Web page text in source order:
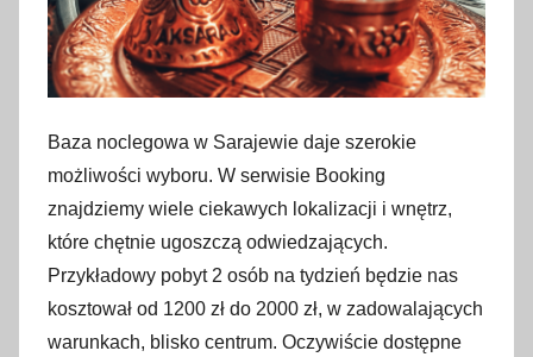
Baza noclegowa w Sarajewie daje szerokie
możliwości wyboru. W serwisie Booking
znajdziemy wiele ciekawych lokalizacji i wnętrz,
które chętnie ugoszczą odwiedzających.
Przykładowy pobyt 2 osób na tydzień będzie nas
kosztował od 1200 zł do 2000 zł, w zadowalających
warunkach, blisko centrum. Oczywiście dostępne